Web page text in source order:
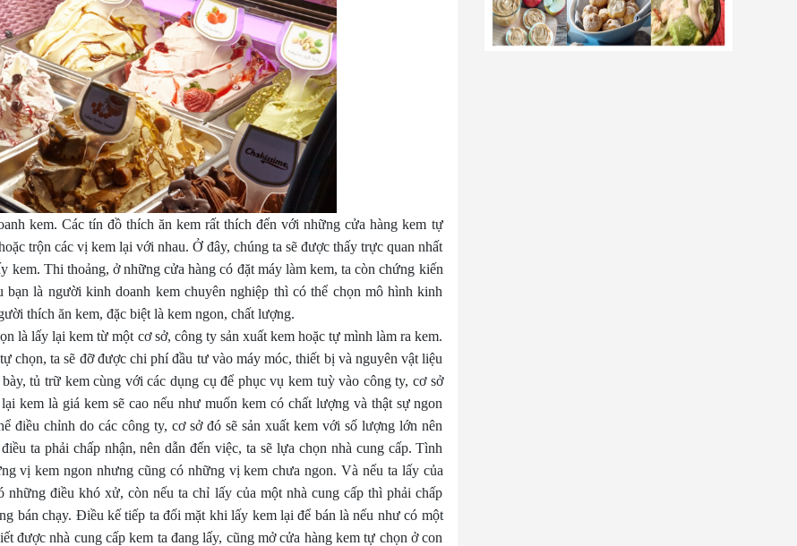
kem. Các tín đồ thích ăn kem rất thích đến với những cửa hàng kem tự
trộn các vị kem lại với nhau. Ở đây, chúng ta sẽ được thấy trực quan nhất
kem. Thi thoảng, ở những cửa hàng có đặt máy làm kem, ta còn chứng kiến
là người kinh doanh kem chuyên nghiệp thì có thể chọn mô hình kinh
thích ăn kem, đặc biệt là kem ngon, chất lượng.
là lấy lại kem từ một cơ sở, công ty sản xuất kem hoặc tự mình làm ra kem.
ta sẽ đỡ được chi phí đầu tư vào máy móc, thiết bị và nguyên vật liệu
tủ trữ kem cùng với các dụng cụ để phục vụ kem tuỳ vào công ty, cơ sở
kem là giá kem sẽ cao nếu như muốn kem có chất lượng và thật sự ngon
điều chỉnh do các công ty, cơ sở đó sẽ sản xuất kem với số lượng lớn nên
ta phải chấp nhận, nên dẫn đến việc, ta sẽ lựa chọn nhà cung cấp. Tình
vị kem ngon nhưng cũng có những vị kem chưa ngon. Và nếu ta lấy của
điều khó xử, còn nếu ta chỉ lấy của một nhà cung cấp thì phải chấp
bán chạy. Điều kế tiếp ta đối mặt khi lấy kem lại để bán là nếu như có một
được nhà cung cấp kem ta đang lấy, cũng mở cửa hàng kem tự chọn ở con